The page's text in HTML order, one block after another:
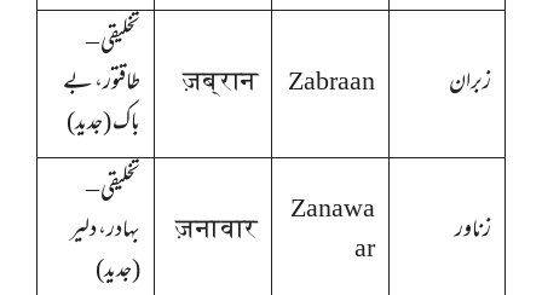
زبران Zabraan
ज़ब्रान
تخلیقی –
طاقتور، بے
باک (جدید)
زناور
Zanawa
ar
ज़नावार
تخلیقی –
بہادر، دلیر
(جدید)